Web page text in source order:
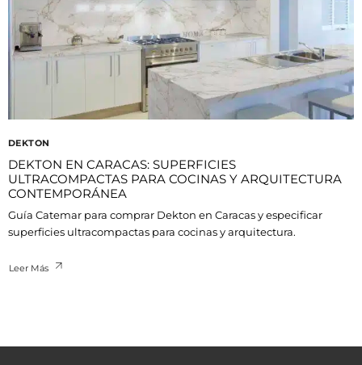
DEKTON
DEKTON EN CARACAS: SUPERFICIES
ULTRACOMPACTAS PARA COCINAS Y ARQUITECTURA
CONTEMPORÁNEA
Guía Catemar para comprar Dekton en Caracas y especificar
superficies ultracompactas para cocinas y arquitectura.
Leer Más